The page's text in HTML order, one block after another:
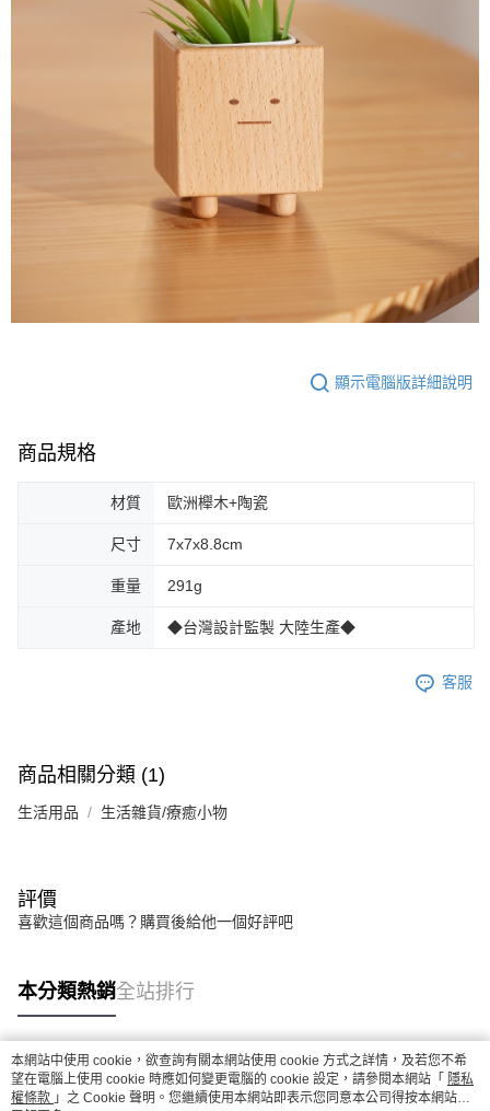
顯示電腦版詳細說明
商品規格
材質 歐洲櫸木+陶瓷
尺寸 7x7x8.8cm
重量 291g
產地 ◆台灣設計監製 大陸生產◆
客服
商品相關分類 (1)
生活用品 生活雜貨/療癒小物
評價
喜歡這個商品嗎？購買後給他一個好評吧
本分類熱銷全站排行
熱門標籤
本網站中使用 cookie，欲查詢有關本網站使用 cookie 方式之詳情，及若您不希
望在電腦上使用 cookie 時應如何變更電腦的 cookie 設定，請參閱本網站「 隱私
權條款 」之 Cookie 聲明。您繼續使用本網站即表示您同意本公司得按本網站使